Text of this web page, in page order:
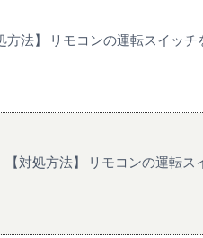
方法】 リモコンの運転スイッ
対処方法】 リモコンの運転